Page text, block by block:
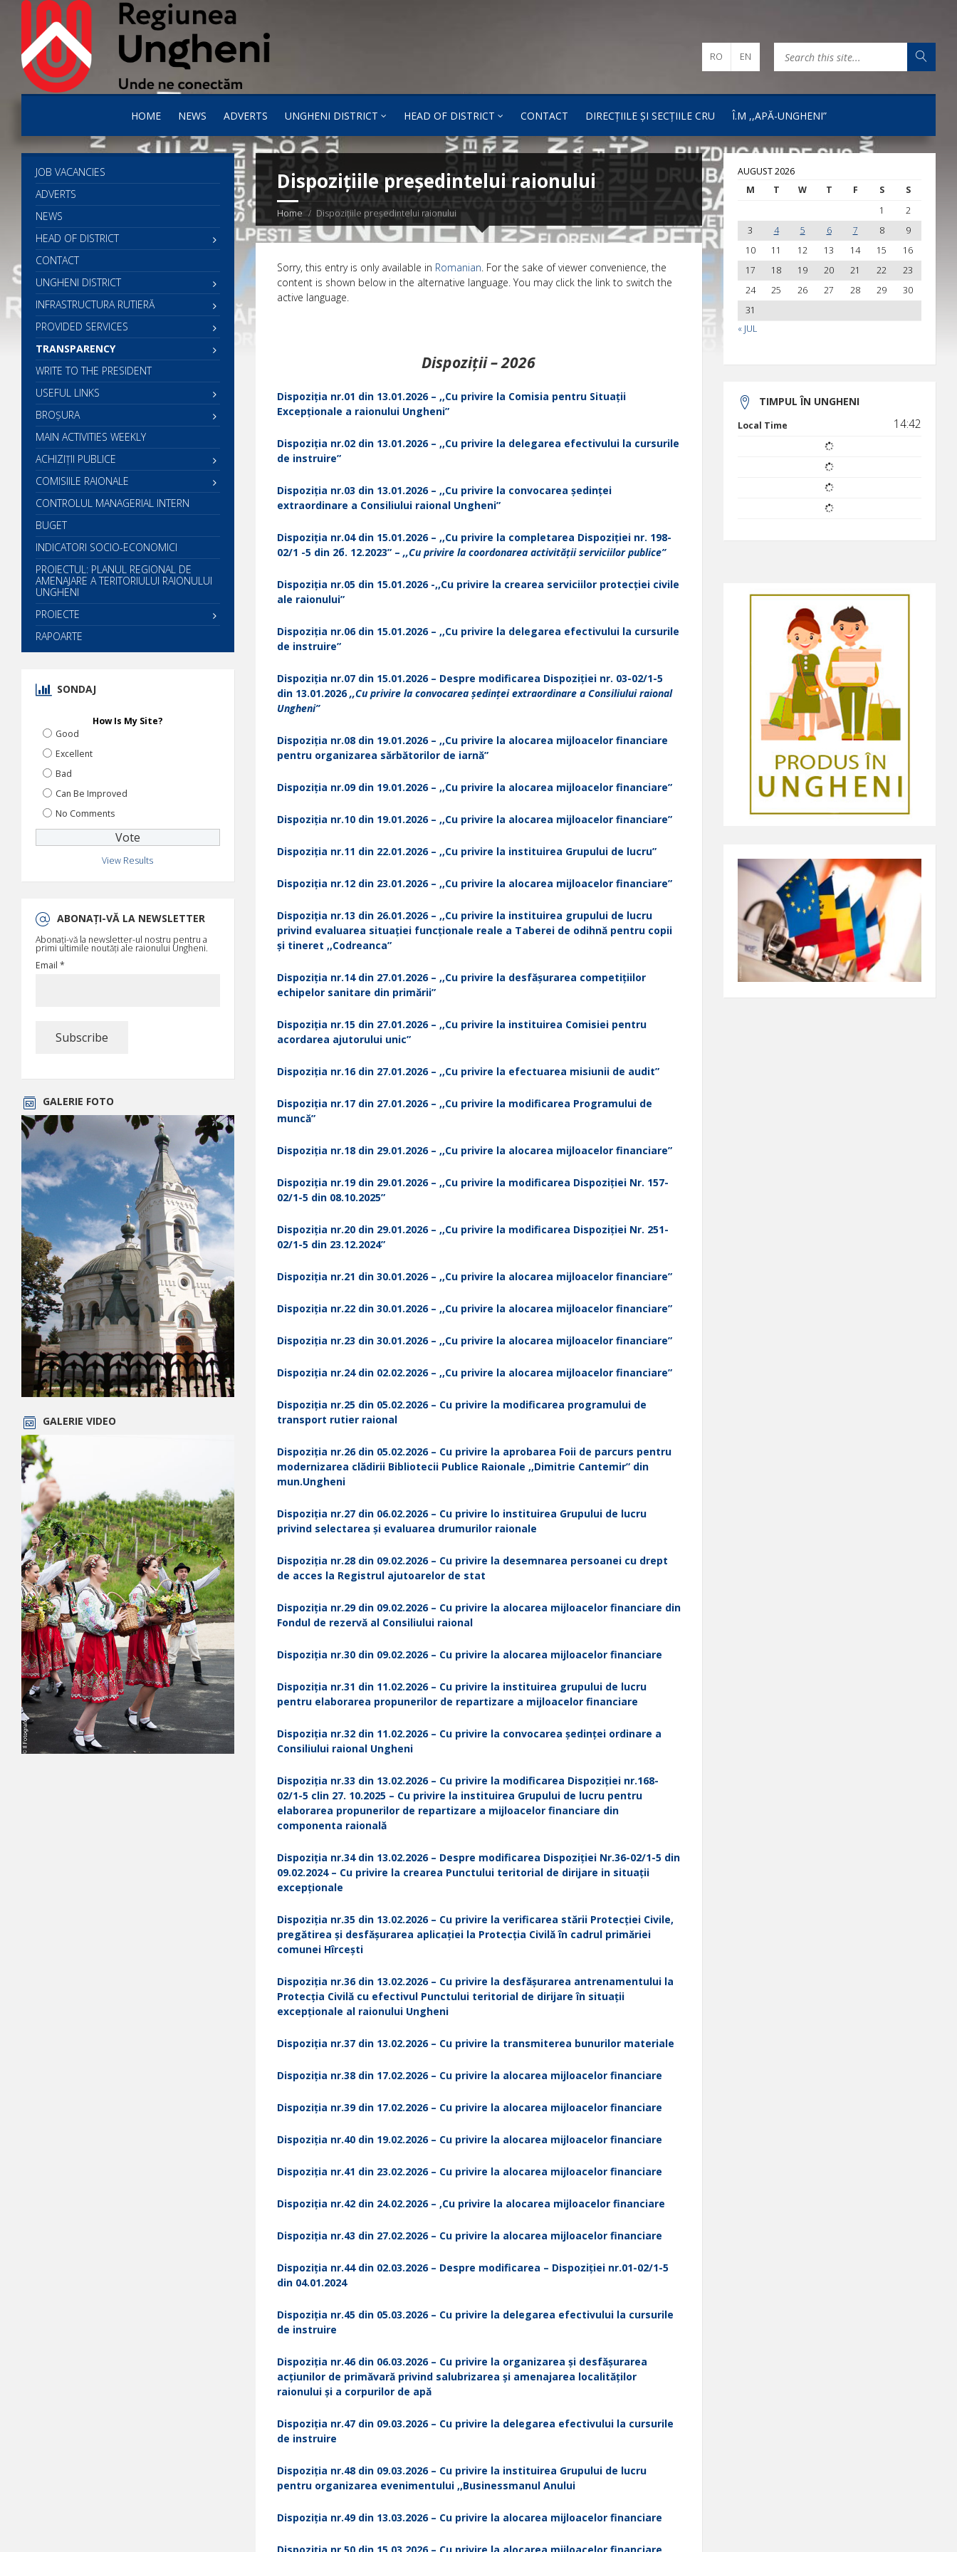
HOME NEWS ADVERTS UNGHENI DISTRICT HEAD OF DISTRICT CONTACT DIRECȚIILE ȘI SECȚIILE CRU Î.M ,,APĂ-UNGHENI”
RO EN
Dispozițiile președintelui raionului
Home Dispozițiile președintelui raionului
Sorry, this entry is only available in Romanian. For the sake of viewer convenience, the
content is shown below in the alternative language. You may click the link to switch the
active language.
Dispoziții – 2026
Dispoziția nr.01 din 13.01.2026 – ,,Cu privire la Comisia pentru Situații
Excepționale a raionului Ungheni”
Dispoziția nr.02 din 13.01.2026 – ,,Cu privire la delegarea efectivului la cursurile
de instruire”
Dispoziția nr.03 din 13.01.2026 – ,,Cu privire la convocarea ședinței
extraordinare a Consiliului raional Ungheni”
Dispoziția nr.04 din 15.01.2026 – ,,Cu privire la completarea Dispoziției nr. 198-
02/1 -5 din 2б. 12.2023” – ,,Сu privire la сооrdоnаrеа activității serviciilor publice”
Dispoziția nr.05 din 15.01.2026 -,,Cu privire la crearea serviciilor protecției civile
ale raionului”
Dispoziția nr.06 din 15.01.2026 – ,,Cu privire la delegarea efectivului la cursurile
de instruire”
Dispoziția nr.07 din 15.01.2026 – Despre modificarea Dispoziției nr. 03-02/1-5
din 13.01.2026,,Cu privire la convocarea ședinței extraordinare a Consiliului raional
Ungheni”
Dispoziția nr.08 din 19.01.2026 – ,,Cu privire la alocarea mijloacelor financiare
pentru organizarea sărbătorilor de iarnă”
Dispoziția nr.09 din 19.01.2026 – ,,Cu privire la alocarea mijloacelor financiare”
Dispoziția nr.10 din 19.01.2026 – ,,Cu privire la alocarea mijloacelor financiare”
Dispoziția nr.11 din 22.01.2026 – ,,Cu privire la instituirea Grupului de lucru”
Dispoziția nr.12 din 23.01.2026 – ,,Cu privire la alocarea mijloacelor financiare”
Dispoziția nr.13 din 26.01.2026 – ,,Cu privire la instituirea grupului de lucru
privind evaluarea situației funcționale reale a Taberei de odihnă pentru copii
și tineret ,,Codreanca”
Dispoziția nr.14 din 27.01.2026 – ,,Cu privire la desfășurarea competițiilor
echipelor sanitare din primării”
Dispoziția nr.15 din 27.01.2026 – ,,Cu privire la instituirea Comisiei pentru
acordarea ajutorului unic”
Dispoziția nr.16 din 27.01.2026 – ,,Cu privire la efectuarea misiunii de audit”
Dispoziția nr.17 din 27.01.2026 – ,,Cu privire la modificarea Programului de
muncă”
Dispoziția nr.18 din 29.01.2026 – ,,Cu privire la alocarea mijloacelor financiare”
Dispoziția nr.19 din 29.01.2026 – ,,Cu privire la modificarea Dispoziției Nr. 157-
02/1-5 din 08.10.2025”
Dispoziția nr.20 din 29.01.2026 – ,,Cu privire la modificarea Dispoziției Nr. 251-
02/1-5 din 23.12.2024”
Dispoziția nr.21 din 30.01.2026 – ,,Cu privire la alocarea mijloacelor financiare”
Dispoziția nr.22 din 30.01.2026 – ,,Cu privire la alocarea mijloacelor financiare”
Dispoziția nr.23 din 30.01.2026 – ,,Cu privire la alocarea mijloacelor financiare”
Dispoziția nr.24 din 02.02.2026 – ,,Cu privire la alocarea mijloacelor financiare”
Dispoziția nr.25 din 05.02.2026 – Cu privire la modificarea programului de
transport rutier raional
Dispoziția nr.26 din 05.02.2026 – Cu privire la aprobarea Foii de parcurs pentru
modernizarea clădirii Bibliotecii Publice Raionale ,,Dimitrie Cantemir” din
mun.Ungheni
Dispoziția nr.27 din 06.02.2026 – Cu privire lo instituirea Grupului de lucru
privind selectarea și evaluarea drumurilor raionale
Dispoziția nr.28 din 09.02.2026 – Cu privire la desemnarea persoanei cu drept
de acces la Registrul ajutoarelor de stat
Dispoziția nr.29 din 09.02.2026 – Cu privire la alocarea mijloacelor financiare din
Fondul de rezervă al Consiliului raional
Dispoziția nr.30 din 09.02.2026 – Cu privire la alocarea mijloacelor financiare
Dispoziția nr.31 din 11.02.2026 – Cu privire la instituirea grupului de lucru
pentru elaborarea propunerilor de repartizare a mijloacelor financiare
Dispoziția nr.32 din 11.02.2026 – Cu privire la convocarea ședinței ordinare a
Consiliului raional Ungheni
Dispoziția nr.33 din 13.02.2026 – Cu privire la modificarea Dispoziției nr.168-
02/1-5 clin 27. 10.2025 – Cu privire la instituirea Grupului de lucru pentru
elaborarea propunerilor de repartizare a mijloacelor financiare din
componenta raională
Dispoziția nr.34 din 13.02.2026 – Despre modificarea Dispoziției Nr.36-02/1-5 din
09.02.2024 – Cu privire la crearea Punctului teritorial de dirijare in situații
excepționale
Dispoziția nr.35 din 13.02.2026 – Cu privire la verificarea stării Protecției Civile,
pregătirea și desfășurarea aplicației la Protecția Civilă în cadrul primăriei
comunei Hîrcești
Dispoziția nr.36 din 13.02.2026 – Cu privire la desfășurarea antrenamentului la
Protecția Civilă cu efectivul Punctului teritorial de dirijare în situații
excepționale al raionului Ungheni
Dispoziția nr.37 din 13.02.2026 – Cu privire la transmiterea bunurilor materiale
Dispoziția nr.38 din 17.02.2026 – Cu privire la alocarea mijloacelor financiare
Dispoziția nr.39 din 17.02.2026 – Cu privire la alocarea mijloacelor financiare
Dispoziția nr.40 din 19.02.2026 – Cu privire la alocarea mijloacelor financiare
Dispoziția nr.41 din 23.02.2026 – Cu privire la alocarea mijloacelor financiare
Dispoziția nr.42 din 24.02.2026 – ,Cu privire la alocarea mijloacelor financiare
Dispoziția nr.43 din 27.02.2026 – Cu privire la alocarea mijloacelor financiare
Dispoziția nr.44 din 02.03.2026 – Despre modificarea – Dispoziției nr.01-02/1-5
din 04.01.2024
Dispoziția nr.45 din 05.03.2026 – Cu privire la delegarea efectivului la cursurile
de instruire
Dispoziția nr.46 din 06.03.2026 – Cu privire la organizarea și desfășurarea
acțiunilor de primăvară privind salubrizarea și amenajarea localităților
raionului și a corpurilor de apă
Dispoziția nr.47 din 09.03.2026 – Cu privire la delegarea efectivului la cursurile
de instruire
Dispoziția nr.48 din 09.03.2026 – Cu privire la instituirea Grupului de lucru
pentru organizarea evenimentului ,,Businessmanul Anului
Dispoziția nr.49 din 13.03.2026 – Cu privire la alocarea mijloacelor financiare
JOB VACANCIES
ADVERTS
NEWS
HEAD OF DISTRICT
CONTACT
UNGHENI DISTRICT
INFRASTRUCTURA RUTIERĂ
PROVIDED SERVICES
TRANSPARENCY
WRITE TO THE PRESIDENT
USEFUL LINKS
BROȘURA
MAIN ACTIVITIES WEEKLY
ACHIZIȚII PUBLICE
COMISIILE RAIONALE
CONTROLUL MANAGERIAL INTERN
BUGET
INDICATORI SOCIO-ECONOMICI
PROIECTUL: PLANUL REGIONAL DE
AMENAJARE A TERITORIULUI RAIONULUI
UNGHENI
PROIECTE
RAPOARTE
SONDAJ
How Is My Site?
Good
Excellent
Bad
Can Be Improved
No Comments
View Results
ABONAȚI-VĂ LA NEWSLETTER
Abonați-vă la newsletter-ul nostru pentru a
primi ultimile noutăți ale raionului Ungheni.
Email *
GALERIE FOTO
GALERIE VIDEO
AUGUST 2026
M
T W T F S S
« JUL
1
2
3
4 5 6 7 8
9
10
11 12 13 14 15
16
17
18 19 20 21 22
23
24
25 26 27 28 29
30
31
TIMPUL ÎN UNGHENI
Local Time 14:42